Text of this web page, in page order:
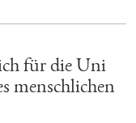
für die Uni
menschlichen